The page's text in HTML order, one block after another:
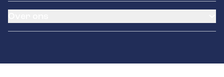
Pechhulp
Schade en reparatie